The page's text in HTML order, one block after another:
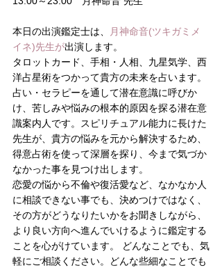
本日の出演鑑定士は、
月神命音(ツキガミメ
イネ)先生が出演します。
タロットカード、手相・人相、九星気学、西
洋占星術をつかって貴方の未来を占います。
占い・セラピーを通して潜在意識に呼びか
け、苦しみや悩みの根本的原因を探る潜在意
識案内人です。スピリチュアル能力に長けた
先生が、貴方の悩みを元から解決するため、
得意占術を使って深層を探り、今まで気づか
なかった事を見つけ出します。
恋愛の悩から不倫や復活愛など、なかなか人
に相談できない事でも、決めつけではなく、
その方がどうなりたいかをお聞きしながら、
より良い方向へ進んでいけるように鑑定する
ことを心がけています。 どんなことでも、気
軽にご相談ください。どんな些細なことでも